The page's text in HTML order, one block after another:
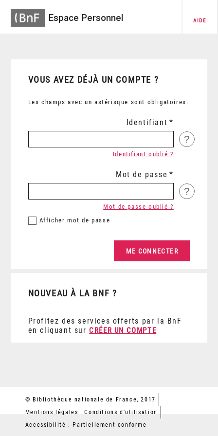
Espace Personnel AIDE
VOUS AVEZ DÉJÀ UN COMPTE ?
Les champs avec un astérisque sont obligatoires.
Identifiant
?
Identifiant oublié ?
Mot de passe
?
Afficher mot de passe
Mot de passe oublié ?
NOUVEAU À LA BNF ?
Profitez des services offerts par la BnF
en cliquant sur CRÉER UN COMPTE
© Bibliothèque nationale de France, 2017
Mentions légales
Conditions d'utilisation
Accessibilité : Partiellement conforme